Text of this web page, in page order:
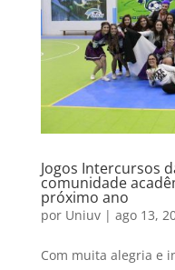
Jogos Intercursos
comunidade
próximo ano
por Uniuv| ago 13,
Com muita alegria e